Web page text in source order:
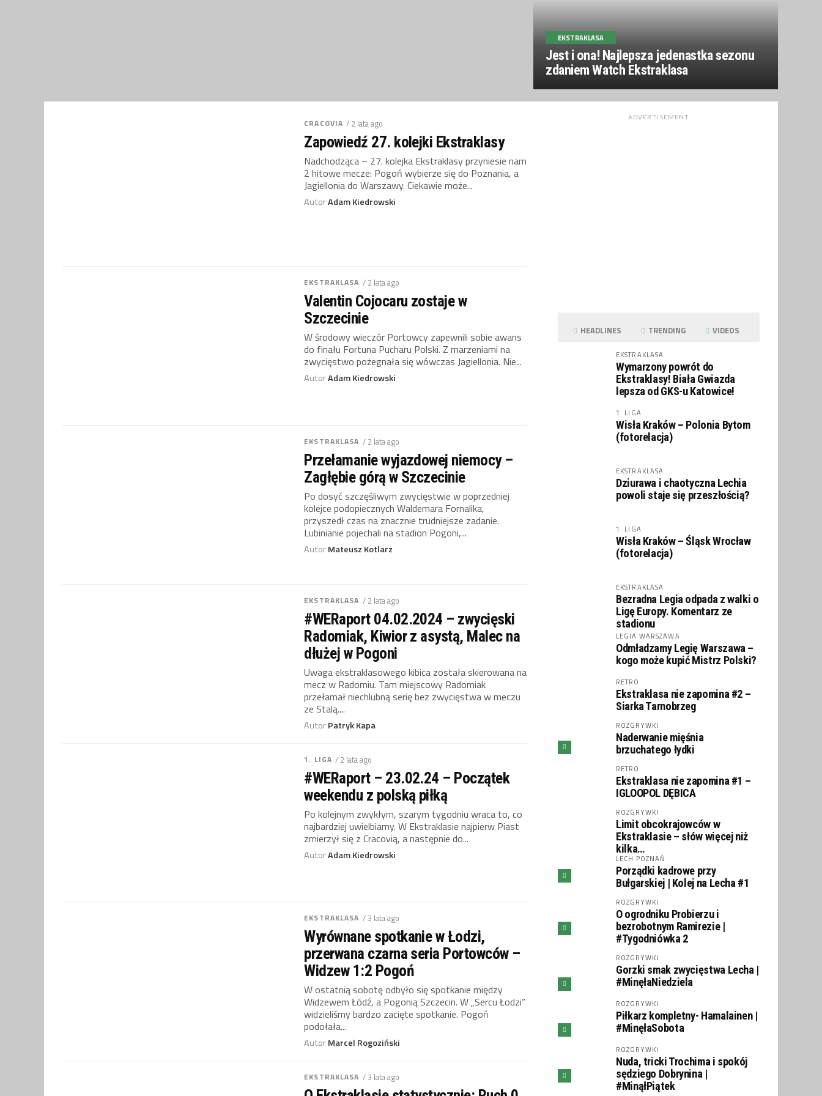
EKSTRAKLASA
Jest i ona! Najlepsza jedenastka sezonu
zdaniem Watch Ekstraklasa
CRACOVIA / 2 lata ago
Zapowiedź 27. kolejki Ekstraklasy
Nadchodząca – 27. kolejka Ekstraklasy przyniesie nam
2 hitowe mecze: Pogoń wybierze się do Poznania, a
Jagiellonia do Warszawy. Ciekawie może...
AutorAdam Kiedrowski
EKSTRAKLASA / 2 lata ago
Valentin Cojocaru zostaje w
Szczecinie
W środowy wieczór Portowcy zapewnili sobie awans
do finału Fortuna Pucharu Polski. Z marzeniami na
zwycięstwo pożegnała się wówczas Jagiellonia. Nie...
AutorAdam Kiedrowski
EKSTRAKLASA / 2 lata ago
Przełamanie wyjazdowej niemocy –
Zagłębie górą w Szczecinie
Po dosyć szczęśliwym zwycięstwie w poprzedniej
kolejce podopiecznych Waldemara Fornalika,
przyszedł czas na znacznie trudniejsze zadanie.
Lubinianie pojechali na stadion Pogoni,...
AutorMateusz Kotlarz
EKSTRAKLASA / 2 lata ago
#WERaport 04.02.2024 – zwycięski
Radomiak, Kiwior z asystą, Malec na
dłużej w Pogoni
Uwaga ekstraklasowego kibica została skierowana na
mecz w Radomiu. Tam miejscowy Radomiak
przełamał niechlubną serię bez zwycięstwa w meczu
ze Stalą....
AutorPatryk Kapa
1. LIGA / 2 lata ago
#WERaport – 23.02.24 – Początek
weekendu z polską piłką
Po kolejnym zwykłym, szarym tygodniu wraca to, co
najbardziej uwielbiamy. W Ekstraklasie najpierw Piast
zmierzył się z Cracovią, a następnie do...
AutorAdam Kiedrowski
EKSTRAKLASA / 3 lata ago
Wyrównane spotkanie w Łodzi,
przerwana czarna seria Portowców –
Widzew 1:2 Pogoń
W ostatnią sobotę odbyło się spotkanie między
Widzewem Łódź, a Pogonią Szczecin. W „Sercu Łodzi”
widzieliśmy bardzo zacięte spotkanie. Pogoń
podołała...
AutorMarcel Rogoziński
EKSTRAKLASA / 3 lata ago
ADVERTISEMENT
HEADLINES TRENDING VIDEOS
EKSTRAKLASA
Wymarzony powrót do
Ekstraklasy! Biała Gwiazda
lepsza od GKS-u Katowice!
1. LIGA
Wisła Kraków – Polonia Bytom
(fotorelacja)
EKSTRAKLASA
Dziurawa i chaotyczna Lechia
powoli staje się przeszłością?
1. LIGA
Wisła Kraków – Śląsk Wrocław
(fotorelacja)
EKSTRAKLASA
Bezradna Legia odpada z walki o
Ligę Europy. Komentarz ze
stadionu
LEGIA WARSZAWA
Odmładzamy Legię Warszawa –
kogo może kupić Mistrz Polski?
RETRO
Ekstraklasa nie zapomina #2 –
Siarka Tarnobrzeg
ROZGRYWKI
Naderwanie mięśnia
brzuchatego łydki
RETRO
Ekstraklasa nie zapomina #1 –
IGLOOPOL DĘBICA
ROZGRYWKI
Limit obcokrajowców w
Ekstraklasie – słów więcej niż
kilka…
LECH POZNAŃ
Porządki kadrowe przy
Bułgarskiej | Kolej na Lecha #1
ROZGRYWKI
O ogrodniku Probierzu i
bezrobotnym Ramirezie |
#Tygodniówka 2
ROZGRYWKI
Gorzki smak zwycięstwa Lecha |
#MinęłaNiedziela
ROZGRYWKI
Piłkarz kompletny- Hamalainen |
#MinęłaSobota
ROZGRYWKI
Nuda, tricki Trochima i spokój
sędziego Dobrynina |
#MinąłPiątek